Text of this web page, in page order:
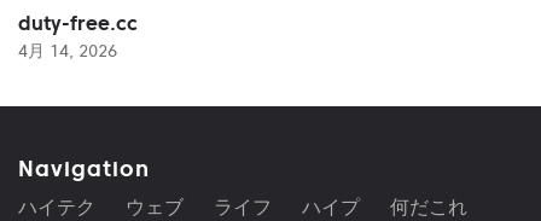
duty-free.cc
4月 14, 2026
Navigation
ハイテク ウェブ ライフ ハイプ 何だこれ